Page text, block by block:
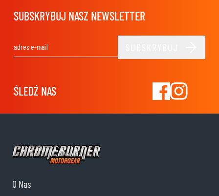
SUBSKRYBUJ NASZ NEWSLETTER
ŚLEDŹ NAS
O Nas